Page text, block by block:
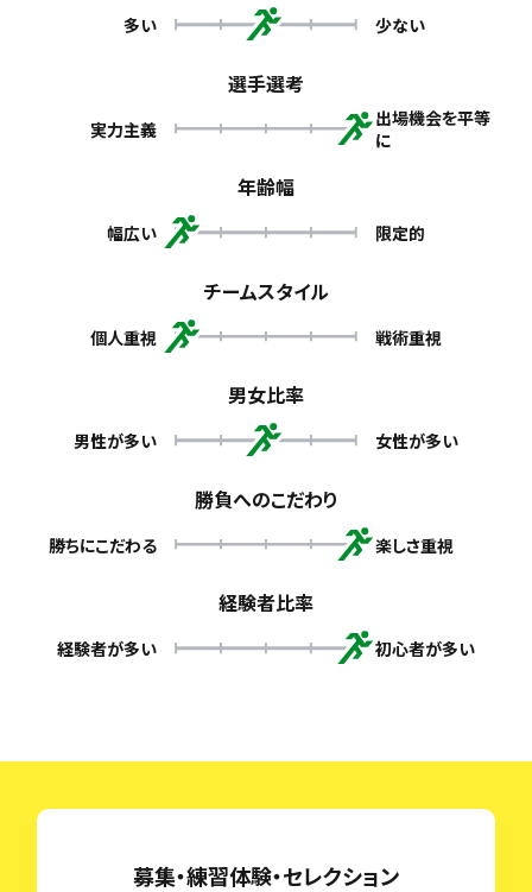
多い 少ない
選手選考
実力主義
出場機会を平等
に
年齢幅
幅広い 限定的
チームスタイル
個人重視 戦術重視
男女比率
男性が多い 女性が多い
勝負へのこだわり
勝ちにこだわる 楽しさ重視
経験者比率
経験者が多い 初心者が多い
募集・練習体験・セレクション